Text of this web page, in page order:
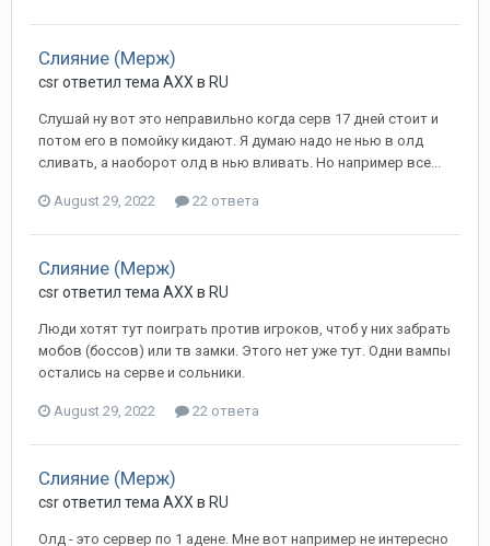
Слияние (Мерж)
csr ответил тема AXX в RU
Слушай ну вот это неправильно когда серв 17 дней стоит и
потом его в помойку кидают. Я думаю надо не нью в олд
сливать, а наоборот олд в нью вливать. Но например все...
August 29, 2022 22 ответа
Слияние (Мерж)
csr ответил тема AXX в RU
Люди хотят тут поиграть против игроков, чтоб у них забрать
мобов (боссов) или тв замки. Этого нет уже тут. Одни вампы
остались на серве и сольники.
August 29, 2022 22 ответа
Слияние (Мерж)
csr ответил тема AXX в RU
Олд - это сервер по 1 адене. Мне вот например не интересно